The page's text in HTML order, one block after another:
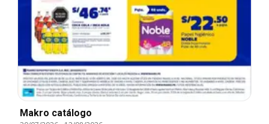
Makro catálogo